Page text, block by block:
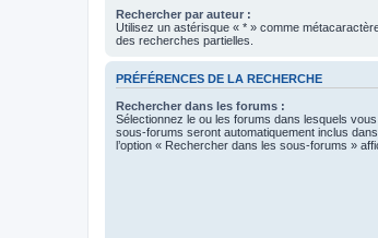
Rechercher par auteur :
Utilisez un astérisque « * » comme
des recherches partielles.
PRÉFÉRENCES DE LA RECHERCHE
Rechercher dans les forums :
Sélectionnez le ou les forums dans lesquels
sous-forums seront automatiquement inclus
l’option « Rechercher dans les sous-forums »